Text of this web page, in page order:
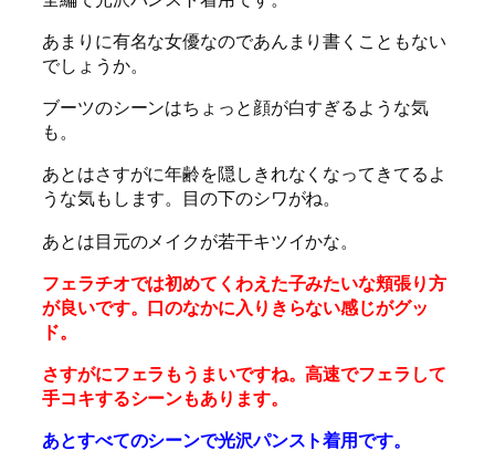
あまりに有名な女優なのであんまり書くこともない
でしょうか。
ブーツのシーンはちょっと顔が白すぎるような気
も。
あとはさすがに年齢を隠しきれなくなってきてるよ
うな気もします。目の下のシワがね。
あとは目元のメイクが若干キツイかな。
フェラチオでは初めてくわえた子みたいな頬張り方
が良いです。口のなかに入りきらない感じがグッ
ド。
さすがにフェラもうまいですね。高速でフェラして
手コキするシーンもあります。
あとすべてのシーンで光沢パンスト着用です。